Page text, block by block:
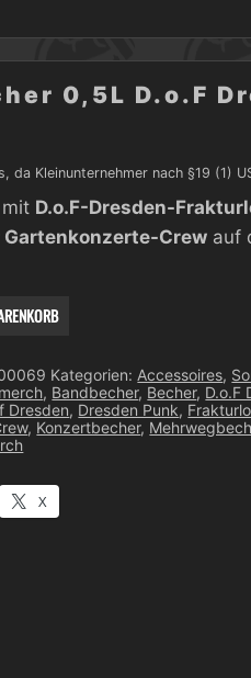
0,5L D.o.F
da Kleinunternehmer nach §19 (1)
mit D.o.F-Dresden-
Gartenkonzerte-Crew auf
Kategorien: Accessoires,
, Bandbecher, Becher, D.o.F
Dresden, Dresden Punk,
, Konzertbecher,
X